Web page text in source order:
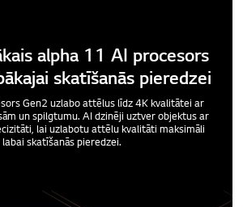
alpha 11 AI procesors
skatīšanās pieredzei
Gen2 uzlabo attēlus līdz 4K kvalitātei ar
un spilgtumu. AI dzinēji uztver objektus ar
lai uzlabotu attēlu kvalitāti maksimāli
labai skatīšanās pieredzei.